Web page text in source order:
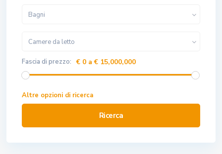
Bagni
Camere da letto
Fascia di prezzo: € 0 a € 15,000,000
Altre opzioni di ricerca
Ricerca